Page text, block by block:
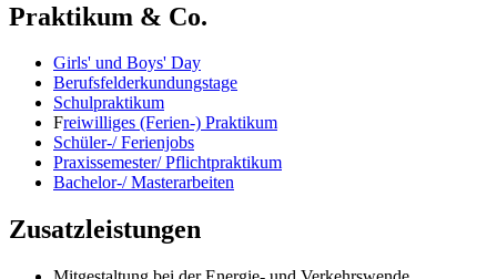
Praktikum & Co.
Girls' und Boys' Day
Berufsfelderkundungstage
Schulpraktikum
Freiwilliges (Ferien-) Praktikum
Schüler-/ Ferienjobs
Praxissemester/ Pflichtpraktikum
Bachelor-/ Masterarbeiten
Zusatzleistungen